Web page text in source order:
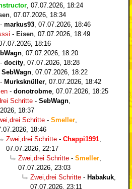
07.07.2026, 18:24
07.07.2026, 18:34
- markus93 07.07.2026, 18:46
- Eisen 07.07.2026, 18:49
18:16
07.07.2026, 18:20
- docity 07.07.2026, 18:28
SebWagn 07.07.2026, 18:22
- Murksknüller 07.07.2026, 18:42
- donotrobme 07.07.2026, 18:25
Schritte - SebWagn
18:37
Schritte - Smeller
18:46
Zwei,drei Schritte - Chappi1991
07.07.2026, 22:17
Zwei,drei Schritte - Smeller
07.07.2026, 23:03
Zwei,drei Schritte - Habakuk
07.07.2026, 23:11